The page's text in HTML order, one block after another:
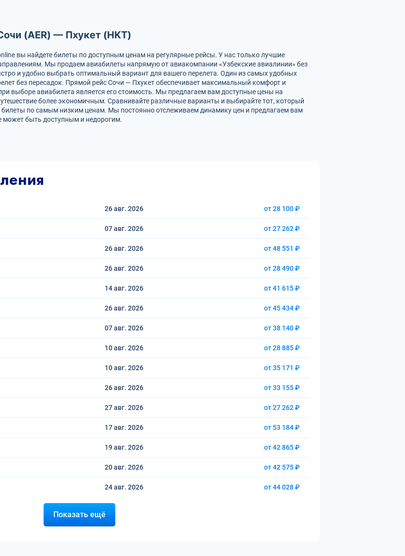
(AER) — Пхукет (HKT)
вы найдете билеты по доступным ценам на регулярные рейсы. У нас только лучшие
Мы продаем авиабилеты напрямую от авиакомпании «Узбекские авиалинии» без
и удобно выбрать оптимальный вариант для вашего перелета. Один из самых удобных
без пересадок. Прямой рейс Сочи — Пхукет обеспечивает максимальный комфорт и
выборе авиабилета является его стоимость. Мы предлагаем вам доступные цены на
более экономичным. Сравнивайте различные варианты и выбирайте тот, который
по самым низким ценам. Мы постоянно отслеживаем динамику цен и предлагаем вам
может быть доступным и недорогим.
26 авг. 2026 от 28 100 ₽
07 авг. 2026 от 27 262 ₽
26 авг. 2026 от 48 551 ₽
26 авг. 2026 от 28 490 ₽
14 авг. 2026 от 41 615 ₽
26 авг. 2026 от 45 434 ₽
07 авг. 2026 от 38 140 ₽
10 авг. 2026 от 28 885 ₽
10 авг. 2026 от 35 171 ₽
26 авг. 2026 от 33 155 ₽
27 авг. 2026 от 27 262 ₽
17 авг. 2026 от 53 184 ₽
19 авг. 2026 от 42 865 ₽
20 авг. 2026 от 42 575 ₽
24 авг. 2026 от 44 028 ₽
Показать ещё